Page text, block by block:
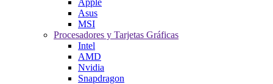
Asus
MSI
Procesadores y Tarjetas Gráficas
Intel
AMD
Nvidia
Snapdragon